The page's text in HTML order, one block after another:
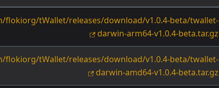
tWallet/releases/download/v1.0.4-beta/twallet-
darwin-arm64-v1.0.4-beta.tar.gz
tWallet/releases/download/v1.0.4-beta/twallet-
darwin-amd64-v1.0.4-beta.tar.gz